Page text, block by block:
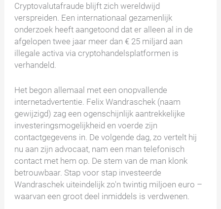
Cryptovalutafraude blijft zich wereldwijd
verspreiden. Een internationaal gezamenlijk
onderzoek heeft aangetoond dat er alleen al in de
afgelopen twee jaar meer dan € 25 miljard aan
illegale activa via cryptohandelsplatformen is
verhandeld.
Het begon allemaal met een onopvallende
internetadvertentie. Felix Wandraschek (naam
gewijzigd) zag een ogenschijnlijk aantrekkelijke
investeringsmogelijkheid en voerde zijn
contactgegevens in. De volgende dag, zo vertelt hij
nu aan zijn advocaat, nam een man telefonisch
contact met hem op. De stem van de man klonk
betrouwbaar. Stap voor stap investeerde
Wandraschek uiteindelijk zo'n twintig miljoen euro –
waarvan een groot deel inmiddels is verdwenen.